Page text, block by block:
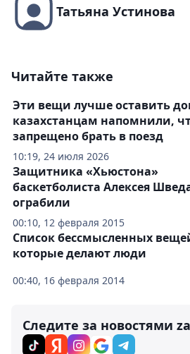
Татьяна Устинова
Читайте также
10:19, 24 июля 2026
Эти вещи лучше оставить
казахстанцам напомнили,
запрещено брать в поезд
00:10, 12 февраля 2015
Защитника «Хьюстона»
баскетболиста Алексея
ограбили
00:40, 16 февраля 2014
Список бессмысленных
которые делают люди
Следите за новостями